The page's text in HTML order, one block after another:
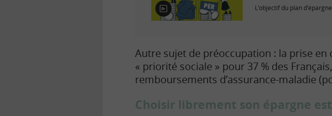
E
n
é
o
L’objectif du plan
Autre sujet de préoccupation : la prise en
« priorité sociale » pour 37 % des
remboursements d’assurance-maladie
Choisir librement son épargne